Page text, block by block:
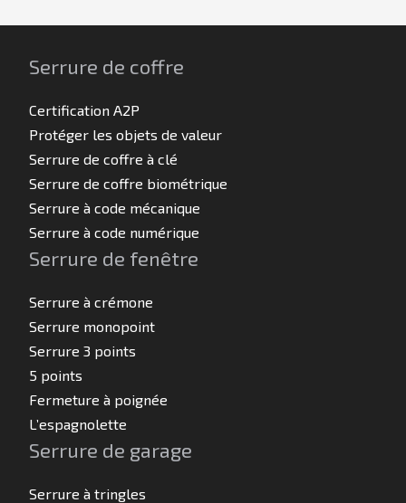
Serrure de coffre
Certification A2P
Protéger les objets de valeur
Serrure de coffre à clé
Serrure de coffre biométrique
Serrure à code mécanique
Serrure à code numérique
Serrure de fenêtre
Serrure à crémone
Serrure monopoint
Serrure 3 points
5 points
Fermeture à poignée
L’espagnolette
Serrure de garage
Serrure à tringles